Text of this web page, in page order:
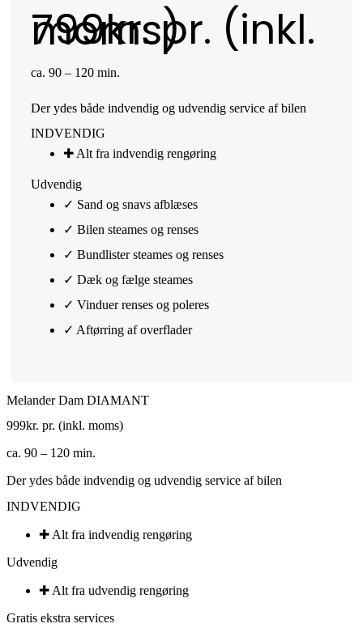
799
kr. pr. (inkl. moms)
ca. 90 – 120 min.
Der ydes både indvendig og udvendig service af bilen
INDVENDIG
✚ Alt fra indvendig rengøring​
Udvendig
✓ Sand og snavs afblæses
✓ Bilen steames og renses
✓ Bundlister steames og renses
✓ Dæk og fælge steames
✓ Vinduer renses og poleres​
✓ Aftørring af overflader
Melander Dam DIAMANT
999kr. pr. (inkl. moms)
ca. 90 – 120 min.
Der ydes både indvendig og udvendig service af bilen
INDVENDIG
✚ Alt fra indvendig rengøring​
Udvendig
✚ Alt fra udvendig rengøring​
Gratis ekstra services